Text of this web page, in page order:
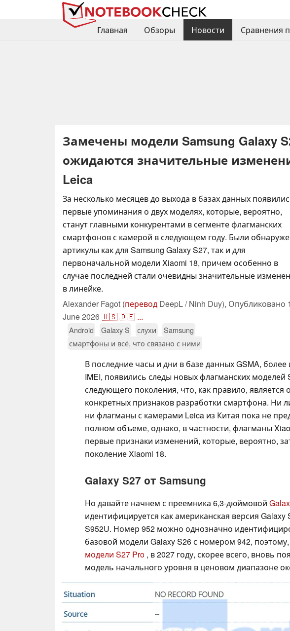
Главная
Обзоры Новости Сравнения
Замечены модели Samsung Galaxy
ожидаются значительные
Leica
За несколько месяцев до выхода в базах данных
первые упоминания о двух моделях, которые, вероятно,
станут главными конкурентами в сегменте флагманских
смартфонов с камерой в следующем году. Были
артикулы как для Samsung Galaxy S27, так и для
первоначальной модели Xiaomi 18, причем особенно в
случае последней стали очевидны значительные
в линейке.
Alexander Fagot (перевод DeepL / Ninh Duy), Опубликовано
June 2026🇺🇸🇩🇪 ...
Android Galaxy S слухи
Samsung
смартфоны и всё, что связано с ними
В последние часы и дни в базе данных GSMA, более
IMEI, появились следы новых флагманских моделей
следующего поколения, что, как правило, является
конкретных признаков разработки смартфона. Ни
ни флагманы с камерами Leica из Китая пока не
полном объеме, однако, в частности, флагманы
первые признаки изменений, которые, вероятно,
поколение Xiaomi 18.
Galaxy S27 от Samsung
Но давайте начнем с преемника 6,3-дюймовой
идентифицируется как американская версия
S952U. Номер 952 можно однозначно
базовой модели Galaxy S26 с номером 942,
модели S27 Pro , в 2027 году, скорее всего, вновь
модель начального уровня в ценовом диапазоне